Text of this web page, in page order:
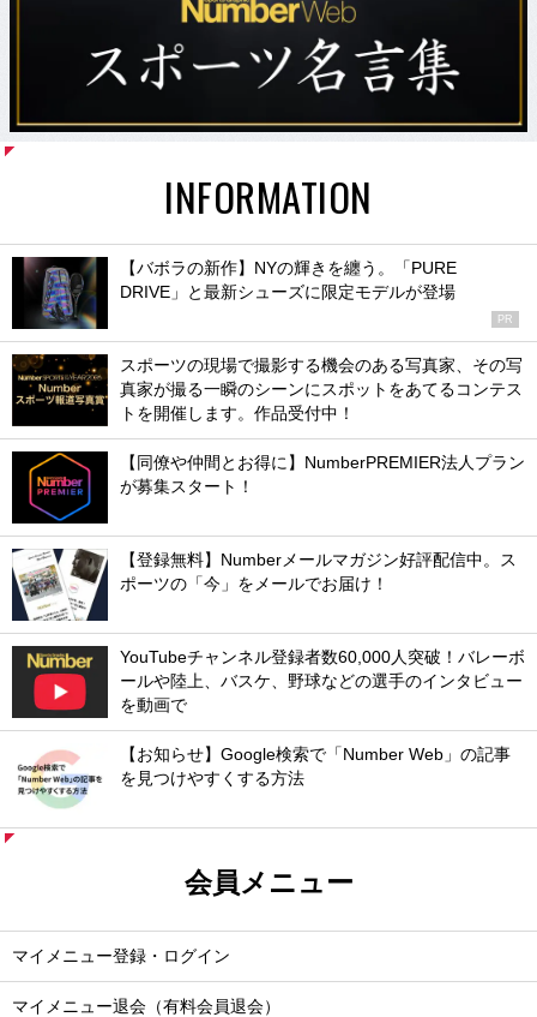
INFORMATION
【バボラの新作】NYの輝きを纏う。「PURE
DRIVE」と最新シューズに限定モデルが登場
PR
スポーツの現場で撮影する機会のある写真家、その写
真家が撮る一瞬のシーンにスポットをあてるコンテス
トを開催します。作品受付中！
【同僚や仲間とお得に】NumberPREMIER法人プラン
が募集スタート！
【登録無料】Numberメールマガジン好評配信中。ス
ポーツの「今」をメールでお届け！
YouTubeチャンネル登録者数60,000人突破！バレーボ
ールや陸上、バスケ、野球などの選手のインタビュー
を動画で
【お知らせ】Google検索で「Number Web」の記事
を見つけやすくする方法
会員メニュー
マイメニュー登録・ログイン
マイメニュー退会（有料会員退会）